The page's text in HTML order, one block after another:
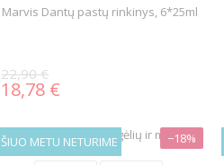
Marvis Dantų pastų rinkinys, 6*25ml
22,90 €
18,78 €
ŠIUO METU NETURIME −18%